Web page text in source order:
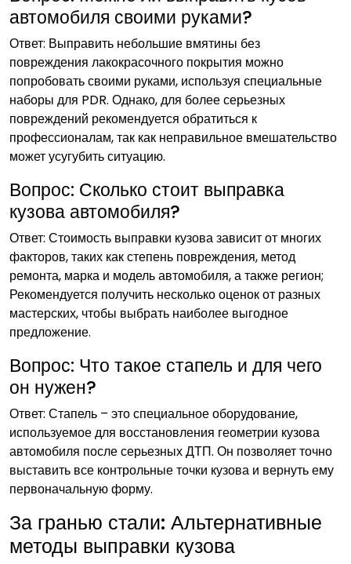
автомобиля своими руками?
Ответ: Выправить небольшие вмятины без
повреждения лакокрасочного покрытия можно
попробовать своими руками, используя специальные
наборы для PDR. Однако, для более серьезных
повреждений рекомендуется обратиться к
профессионалам, так как неправильное вмешательство
может усугубить ситуацию.
Вопрос: Сколько стоит выправка
кузова автомобиля?
Ответ: Стоимость выправки кузова зависит от многих
факторов, таких как степень повреждения, метод
ремонта, марка и модель автомобиля, а также регион;
Рекомендуется получить несколько оценок от разных
мастерских, чтобы выбрать наиболее выгодное
предложение.
Вопрос: Что такое стапель и для чего
он нужен?
Ответ: Стапель – это специальное оборудование,
используемое для восстановления геометрии кузова
автомобиля после серьезных ДТП. Он позволяет точно
выставить все контрольные точки кузова и вернуть ему
первоначальную форму.
За гранью стали: Альтернативные
методы выправки кузова